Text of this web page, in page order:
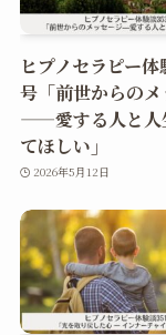
ヒプノセラピー
号「前世からの
——愛する人と人
てほしい」
2026年5月12日